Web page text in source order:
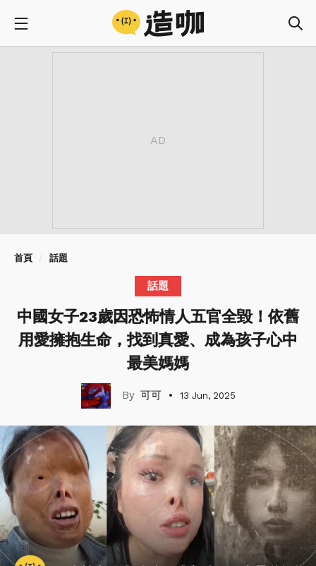
首頁 話題
話題
中國女子23歲因恐怖情人五官全毀！依舊
用愛擁抱生命，找到真愛、成為孩子心中
最美媽媽
可可 13 Jun, 2025